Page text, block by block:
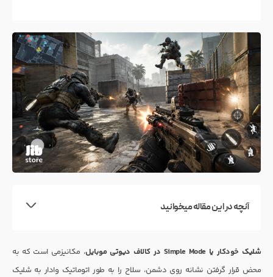
آنچه در این مقاله میخوانید
شلیک خودکار یا Simple Mode در کالاف دیوتی موبایل
، مکانیزمی است که به
محض قرار گرفتن نشانه روی دشمن، سلاح را به طور اتوماتیک وادار به شلیک